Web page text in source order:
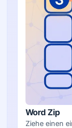
Word Zip
Ziehe einen